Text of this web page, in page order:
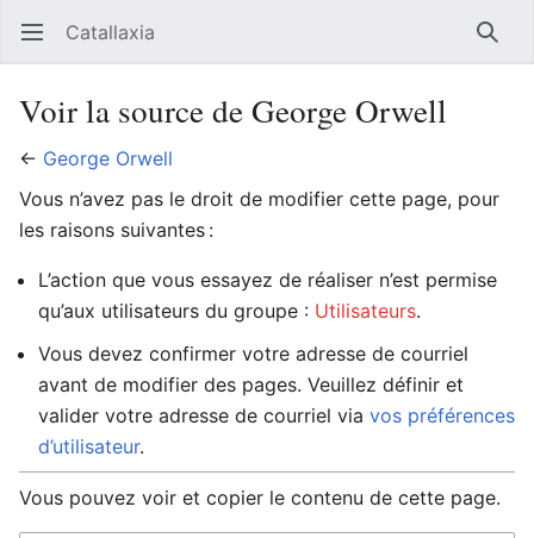
Ouvrir le menu principal Catallaxia
Voir la source de George Orwell
← George Orwell
Vous n’avez pas le droit de modifier cette page, pour
les raisons suivantes :
L’action que vous essayez de réaliser n’est permise
qu’aux utilisateurs du groupe : Utilisateurs.
Vous devez confirmer votre adresse de courriel
avant de modifier des pages. Veuillez définir et
valider votre adresse de courriel via vos préférences
d’utilisateur.
Vous pouvez voir et copier le contenu de cette page.